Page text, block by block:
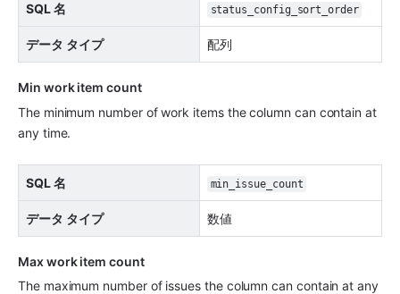
SQL 名 status_config_sort_order
データ タイプ 配列
Min work item count
The minimum number of work items the column can contain at
any time.
SQL 名 min_issue_count
データ タイプ 数値
Max work item count
The maximum number of issues the column can contain at any